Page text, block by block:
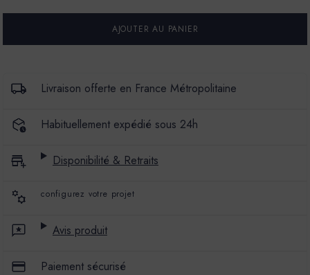
POUR
PEINTURE
LA
MAT
VELOURS
BELPHEGOR
POUR
PEINTURE
LA
MAT
VELOURS
BELPHEGOR
Livraison offerte en France Métropolitaine
Habituellement expédié sous 24h
Disponibilité & Retraits
configurez votre projet
Avis produit
Paiement sécurisé